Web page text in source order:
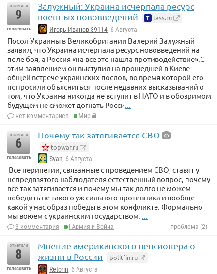
отметили
9
голосовать
Залужный: Украина исчерпала ресурс
военных нововведений
tass.ru
Игорь Иванов 39114, 6 Августа
Посол Украины в Великобритании Валерий Залужный
заявил, что Украина исчерпала ресурс нововведений на
поле боя, а Россия «на все это нашла противодействие».С
этим заявлением он выступил на прошедшей в Киеве
общей встрече украинских послов, во время которой его
попросили объясниться после недавних высказываний о
том, что Украина никогда не вступит в НАТО и в обозримом
будущем не сможет догнать Росси...
нет комментариев Мир
отметили
6
голосовать
Почему так затягивается СВО
topwar.ru
Svan, 6 Августа
Все перипетии, связанные с проведением СВО, ставят у
непредвзятого наблюдателя естественный вопрос, почему
все так затягивается и почему мы так долго не можем
победить не такого уж сильного противника и вообще
какой у нас образ победы в этом конфликте. Формально
мы воюем с украинским государством, ...
3 комментария ! Армия и Война проблема (2)
отметили
8
голосовать
Мнение американского пенсионера о
жизни в России
politfin.ru
Retorin, 6 Августа